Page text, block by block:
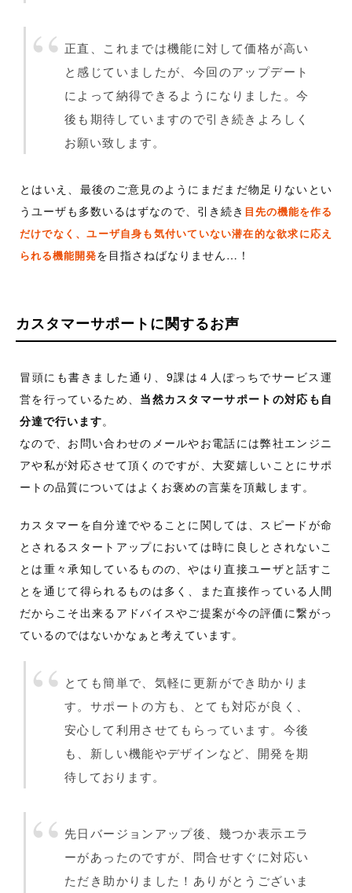
正直、これまでは機能に対して価格が高い
と感じていましたが、今回のアップデート
によって納得できるようになりました。今
後も期待していますので引き続きよろしく
お願い致します。
とはいえ、最後のご意見のようにまだまだ物足りないとい
うユーザも多数いるはずなので、引き続き 目先の機能を作る
だけでなく、ユーザ自身も気付いていない潜在的な欲求に応え
られる機能開発を目指さねばなりません…！
カスタマーサポートに関するお声
冒頭にも書きました通り、9課は４人ぽっちでサービス運
営を行っているため、 当然カスタマーサポートの対応も自
分達で行います。
なので、お問い合わせのメールやお電話には弊社エンジニ
アや私が対応させて頂くのですが、大変嬉しいことにサポ
ートの品質についてはよくお褒めの言葉を頂戴します。
カスタマーを自分達でやることに関しては、スピードが命
とされるスタートアップにおいては時に良しとされないこ
とは重々承知しているものの、やはり直接ユーザと話すこ
とを通じて得られるものは多く、また直接作っている人間
だからこそ出来るアドバイスやご提案が今の評価に繋がっ
ているのではないかなぁと考えています。
とても簡単で、気軽に更新ができ助かりま
す。サポートの方も、とても対応が良く、
安心して利用させてもらっています。今後
も、新しい機能やデザインなど、開発を期
待しております。
先日バージョンアップ後、幾つか表示エラ
ーがあったのですが、問合せすぐに対応い
ただき助かりました！ありがとうございま